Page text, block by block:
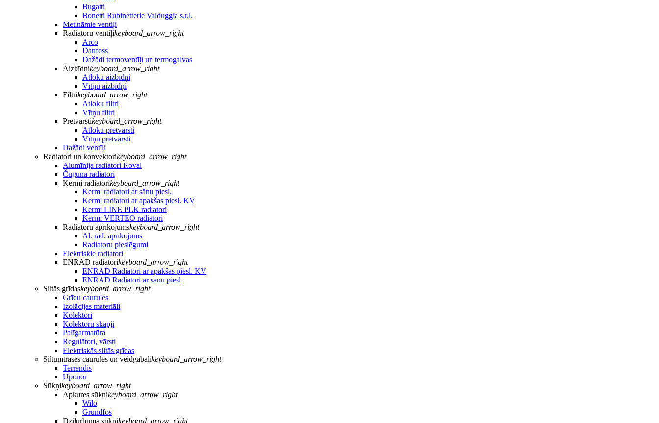
Bugatti
Bonetti Rubinetterie Valduggia s.r.l.
Metināmie ventiļi
Radiatoru ventiļikeyboard_arrow_right
Arco
Danfoss
Dažādi termoventīļi un termogalvas
Aizbīdnikeyboard_arrow_right
Atloku aizbīdņi
Vītņu aizbīdņi
Filtrikeyboard_arrow_right
Atloku filtri
Vītņu filtri
Pretvārstikeyboard_arrow_right
Atloku pretvārsti
Vītņu pretvārsti
Dažādi ventīļi
Radiatori un konvektorikeyboard_arrow_right
Alumīnija radiatori Roval
Čuguna radiatori
Kermi radiatorikeyboard_arrow_right
Kermi radiatori ar sānu piesl.
Kermi radiatori ar apakšas piesl. KV
Kermi LINE PLK radiatori
Kermi VERTEO radiatori
Radiatoru aprīkojumskeyboard_arrow_right
Al. rad. aprīkojums
Radiatoru pieslēgumi
Elektriskie radiatori
ENRAD radiatorikeyboard_arrow_right
ENRAD Radiatori ar apakšas piesl. KV
ENRAD Radiatori ar sānu piesl.
Siltās grīdaskeyboard_arrow_right
Grīdu caurules
Izolācijas materiāli
Kolektori
Kolektoru skapji
Palīgarmatūra
Regulātori, vārsti
Elektriskās siltās grīdas
Siltumtrases caurules un veidgabalikeyboard_arrow_right
Terrendis
Uponor
Sūkņikeyboard_arrow_right
Apkures sūkņikeyboard_arrow_right
Wilo
Grundfos
Dziļurbuma sūkņikeyboard_arrow_right